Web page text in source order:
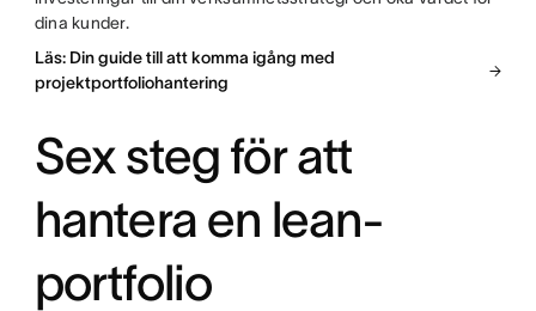
dina kunder.
Läs: Din guide till att komma igång med
projektportfoliohantering
Sex steg för att
hantera en lean-
portfolio